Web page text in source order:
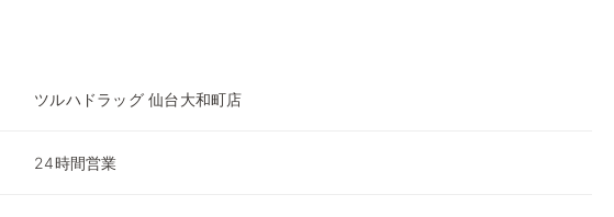
ツルハドラッグ 仙台大和町店
24時間営業